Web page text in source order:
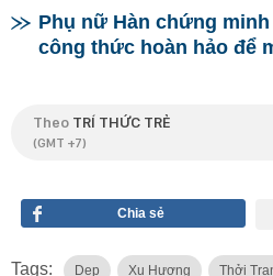
Phụ nữ Hàn chứng
công thức hoàn hảo để
Theo TRÍ THỨC TRẺ
(GMT +7)
Chia sẻ
Tags: Dẹp Xu Hương Thởi